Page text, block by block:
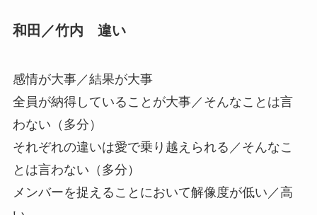
和田／竹内 違い
感情が大事／結果が大事
全員が納得していることが大事／そんなことは言
わない（多分）
それぞれの違いは愛で乗り越えられる／そんなこ
とは言わない（多分）
メンバーを捉えることにおいて解像度が低い／高